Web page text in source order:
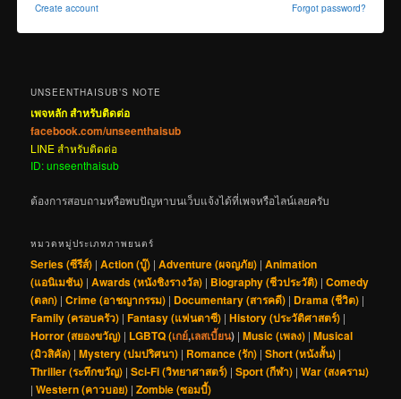
Create account Forgot password?
UNSEENTHAISUB’S NOTE
เพจหลัก สำหรับติดต่อ
facebook.com/unseenthaisub
LINE สำหรับติดต่อ
ID: unseenthaisub
ต้องการสอบถามหรือพบปัญหาบนเว็บแจ้งได้ที่เพจหรือไลน์เลยครับ
หมวดหมู่ประเภทภาพยนตร์
Series (ซีรีส์) |Action (บู๊) |Adventure (ผจญภัย) |Animation
(แอนิเมชัน) |Awards (หนังชิงรางวัล) | Biography (ชีวประวัติ) |Comedy
(ตลก) |Crime (อาชญากรรม) | Documentary (สารคดี) | Drama (ชีวิต) |
Family (ครอบครัว) |Fantasy (แฟนตาซี) |History (ประวัติศาสตร์) |
Horror (สยองขวัญ) | LGBTQ (เกย์,เลสเบี้ยน) |Music (เพลง) |Musical
(มิวสิคัล) |Mystery (ปมปริศนา) | Romance (รัก) |Short (หนังสั้น) |
Thriller (ระทึกขวัญ) |Sci-Fi (วิทยาศาสตร์) |Sport (กีฬา) |War (สงคราม)
|Western (คาวบอย) |Zombie (ซอมบี้)